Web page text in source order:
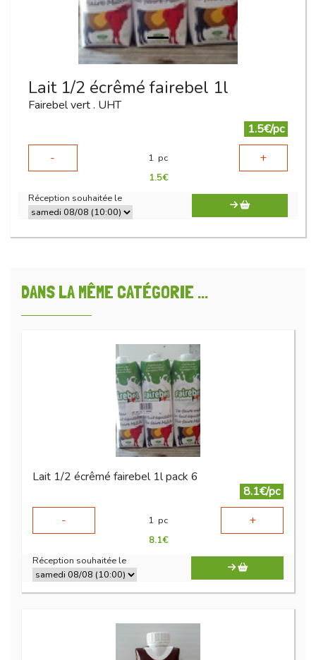
Lait 1/2 écrêmé fairebel 1l
Fairebel vert . UHT
1.5€/pc
-
1 pc +
1.5€
Réception souhaitée le
DANS LA MÊME CATÉGORIE ...
Lait 1/2 écrêmé fairebel 1l pack 6
8.1€/pc
-
1 pc +
8.1€
Réception souhaitée le